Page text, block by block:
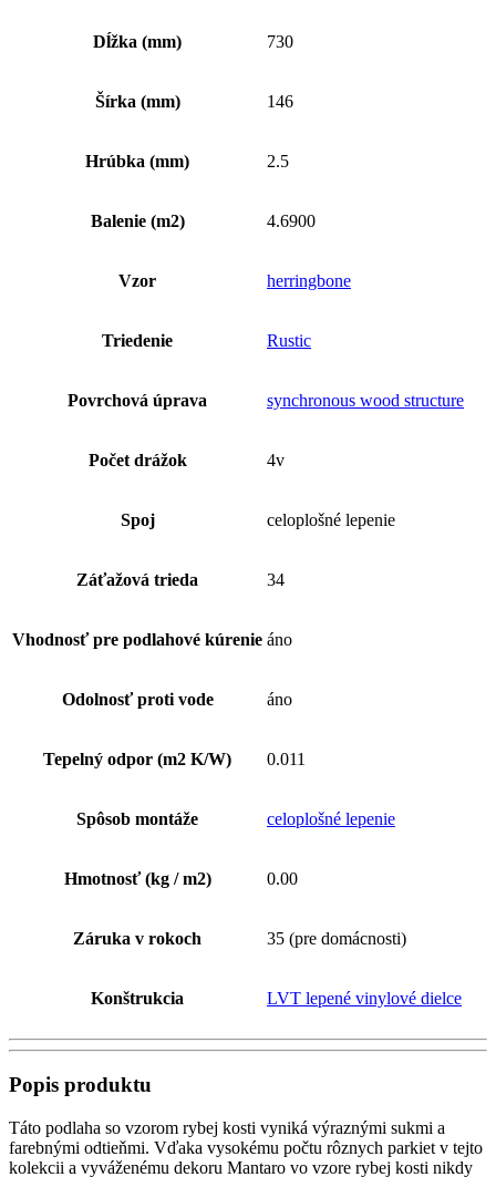
Dĺžka (mm) 730
Šírka (mm) 146
Hrúbka (mm) 2.5
Balenie (m2) 4.6900
Vzor herringbone
Triedenie Rustic
Povrchová úprava synchronous wood structure
Počet drážok 4v
Spoj celoplošné lepenie
Záťažová trieda 34
Vhodnosť pre podlahové kúrenie áno
Odolnosť proti vode áno
Tepelný odpor (m2 K/W) 0.011
Spôsob montáže celoplošné lepenie
Hmotnosť (kg / m2) 0.00
Záruka v rokoch 35 (pre domácnosti)
Konštrukcia LVT lepené vinylové dielce
Popis produktu
Táto podlaha so vzorom rybej kosti vyniká výraznými sukmi a
farebnými odtieňmi. Vďaka vysokému počtu rôznych parkiet v tejto
kolekcii a vyváženému dekoru Mantaro vo vzore rybej kosti nikdy